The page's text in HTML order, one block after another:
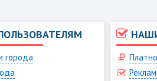
города